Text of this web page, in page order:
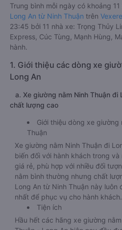
Trung bình mỗi ngày có khoảng 11
Long An từ Ninh Thuận trên
23:45 bởi 11 nhà xe: Trọng Thủy
Express, Cúc Tùng, Mạnh Hùng,
hành.
1. Giới thiệu các dòng xe
Long An
a. Xe giường nằm Ninh Thuận đi
chất lượng cao
Giới thiệu dòng xe giường
Thuận
Xe giường nằm Ninh Thuận đi
biến đối với hành khách trong và
giá rẻ, phù hợp với nhiều đối
nằm bình thường nhưng chất
Long An từ Ninh Thuận này
nhất để phục vụ cho hành khách.
Tiện ích
Hầu hết các hãng xe giường